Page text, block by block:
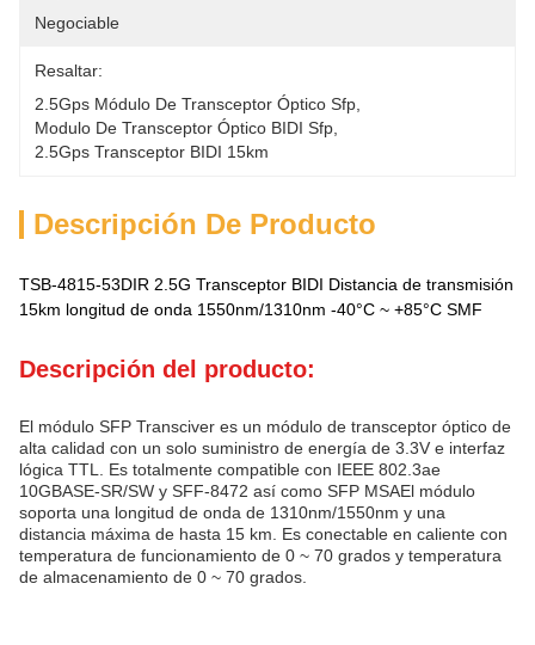
Negociable
Resaltar:
2.5Gps Módulo De Transceptor Óptico Sfp
Modulo De Transceptor Óptico BIDI Sfp
2.5Gps Transceptor BIDI 15km
Descripción De Producto
TSB-4815-53DIR 2.5G Transceptor BIDI Distancia de transmisión
15km longitud de onda 1550nm/1310nm -40°C ~ +85°C SMF
Descripción del producto:
El módulo SFP Transciver es un módulo de transceptor óptico de
alta calidad con un solo suministro de energía de 3.3V e interfaz
lógica TTL. Es totalmente compatible con IEEE 802.3ae
10GBASE-SR/SW y SFF-8472 así como SFP MSAEl módulo
soporta una longitud de onda de 1310nm/1550nm y una
distancia máxima de hasta 15 km. Es conectable en caliente con
temperatura de funcionamiento de 0 ~ 70 grados y temperatura
de almacenamiento de 0 ~ 70 grados.